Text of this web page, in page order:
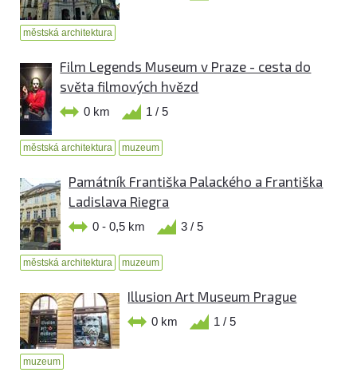
městská architektura
Film Legends Museum v Praze - cesta do
světa filmových hvězd
0 km 1 / 5
městská architektura muzeum
Památník Františka Palackého a Františka
Ladislava Riegra
0 - 0,5 km 3 / 5
městská architektura muzeum
Illusion Art Museum Prague
0 km 1 / 5
muzeum